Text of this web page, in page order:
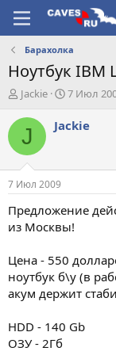
Барахолка
Ноутбук IBM
А
т
т
е
м
ы
Jackie
Д
т
а
л
7 Июл
J Jackie
7 Июл 2009
Предложение
из Москвы!
Цена - 550
ноутбук б\у (в
акум держит
HDD - 140 Gb
ОЗУ - 2Гб